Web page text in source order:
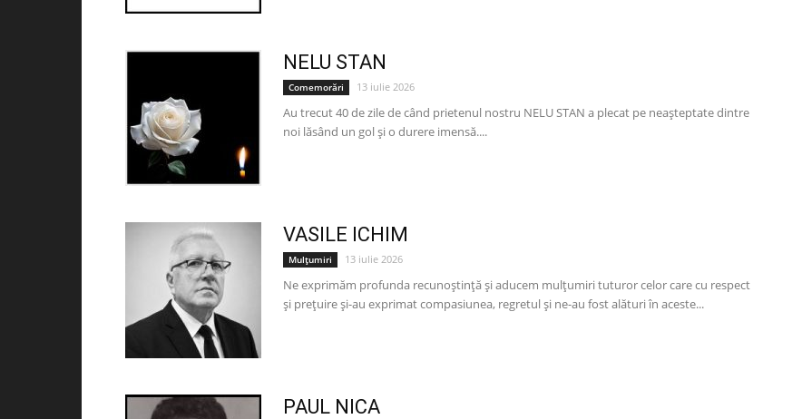
NELU STAN
Comemorări 13 iulie 2026
Au trecut 40 de zile de când prietenul nostru NELU STAN a plecat pe neașteptate dintre
noi lăsând un gol și o durere imensă....
VASILE ICHIM
Mulțumiri 13 iulie 2026
Ne exprimăm profunda recunoștință și aducem mulțumiri tuturor celor care cu respect
și prețuire și-au exprimat compasiunea, regretul și ne-au fost alături în aceste...
PAUL NICA